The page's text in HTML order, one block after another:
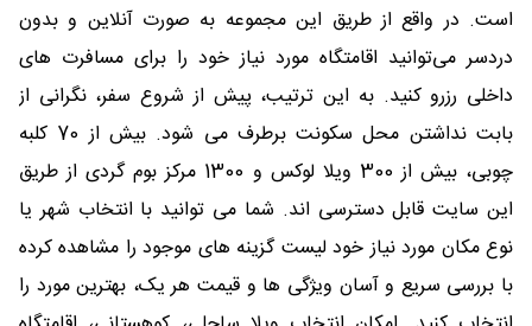
است. در واقع از طریق این مجموعه به صورت آنلاین و بدون
دردسر می‌توانید اقامتگاه مورد نیاز خود را برای مسافرت های
داخلی رزرو کنید. به این ترتیب، پیش از شروع سفر، نگرانی از
بابت نداشتن محل سکونت برطرف می شود. بیش از 70 کلبه
چوبی، بیش از 300 ویلا لوکس و 1300 مرکز بوم گردی از طریق
این سایت قابل دسترسی اند. شما می توانید با انتخاب شهر یا
نوع مکان مورد نیاز خود لیست گزینه های موجود را مشاهده کرده
با بررسی سریع و آسان ویژگی ها و قیمت هر یک، بهترین مورد را